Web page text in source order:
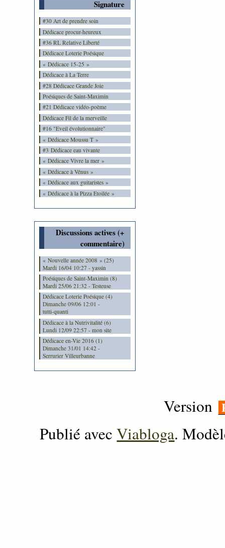
Signature
#30 Art de prendre soin
Dédicace procur-heureux
#36 RL Relative Liberté
Dédicace Loterie Poésique
« Dédicace 15-25 »
Dédicace à La Terre
#28 Dédicace Grande Joie
Poésiques de Saint-Maximin
#21 Dédicace vidéo-poème
Dédicace Fil de la merveille
#16 "Eveil évolutionnaire"
« Dédicace Moussu T »
#3 Dédicace eau vivante
« Dédicace Vivre la mer »
« Dédicace à Vénus »
« Dédicace aux guitaristes »
« Dédicace à la Pizza Etoilée »
Discussions actives (+
commentaire)
« Nouvelle année 2008 » (25)
Mardi 16/04 10:27 - yassin
Poésiques de Saint-Maximin (8)
Mardi 25/06 21:32 - Testeuse
Dédicace Loterie Poésique (4)
Dimanche 09/06 12:01 -
tutti-quanti
Dédicace à la Nutrivitalité (6)
Lundi 12/09 22:57 - mon site
Dédicace en-Vie 2016 (1)
Dimanche 31/01 14:42 -
Serrurier Villeurbanne
Version
Publié avecViabloga.